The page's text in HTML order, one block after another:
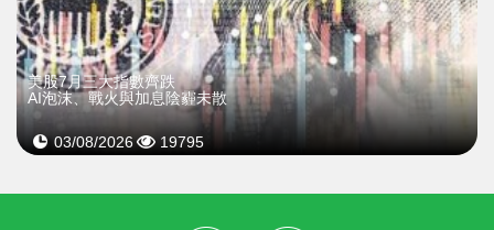
美股7月三大指數齊跌
AI泡沫、戰火與加息陰霾未散
03/08/2026 19795